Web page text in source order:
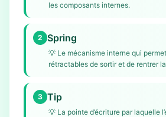
les composants internes.
2 Spring
💡 Le mécanisme interne qui
rétractables de sortir et de rentrer
3 Tip
💡 La pointe d’écriture par laquelle